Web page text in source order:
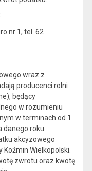
nr 1, tel. 62
wraz z
producenci rolni
będący
w rozumieniu
w terminach od 1
danego roku.
akcyzowego
Wielkopolski.
zwrotu oraz kwotę